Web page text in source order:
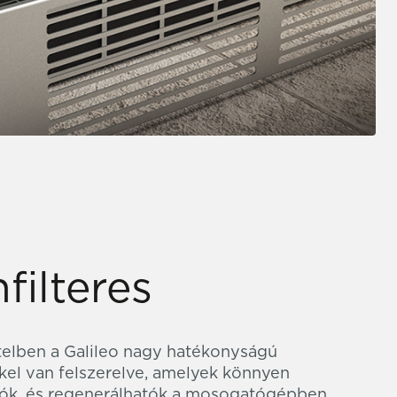
a Galileo nagy hatékonyságú
van felszerelve, amelyek könnyen